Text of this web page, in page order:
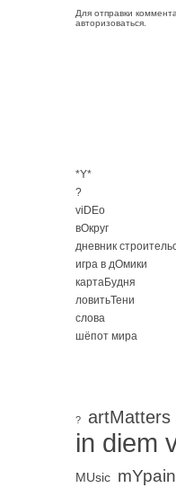
Для отправки
авторизоваться
*Y*
?
viDEo
вОкруг
дневник
игра в дОмики
картаБудня
ловитьТени
слова
шёпот мира
? artMatters
in diem
MUsic